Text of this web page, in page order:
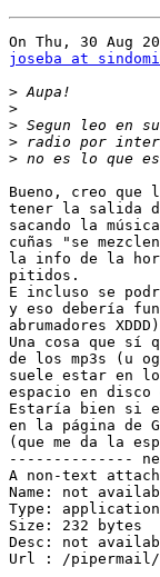
joseba at
>
>
>
>
>
Bueno, creo
tener la salida
sacando la
cuñas "se
la info de la
pitidos.
E incluso se
y eso debería
abrumadores XDDD)
Una cosa que sí
de los mp3s (u
suele estar en
espacio en
Estaría bien si
en la página de
(que me da la
--------------
A non-text
Name: not
Type:
Size: 232 bytes
Desc: not